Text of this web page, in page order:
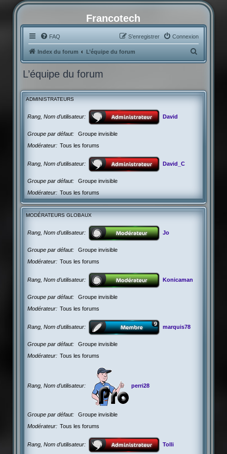
Francotech
FAQ Connexion
S’enregistrer
Index du forum L’équipe du forum
e
L’équipe du forum
ADMINISTRATEURS
Rang, Nom d’utilisateur David
Groupe par défaut
Groupe invisible
Modérateur
Tous les forums
Rang, Nom d’utilisateur David_C
Groupe par défaut
Groupe invisible
Modérateur
Tous les forums
MODÉRATEURS GLOBAUX
Rang, Nom d’utilisateur Jo
Groupe par défaut
Groupe invisible
Modérateur
Tous les forums
Rang, Nom d’utilisateur Konicaman
Groupe par défaut
Groupe invisible
Modérateur
Tous les forums
Rang, Nom d’utilisateur marquis78
Groupe par défaut
Groupe invisible
Modérateur
Tous les forums
Rang, Nom d’utilisateur perri28
Groupe par défaut
Groupe invisible
Modérateur
Tous les forums
Rang, Nom d’utilisateur Tolli